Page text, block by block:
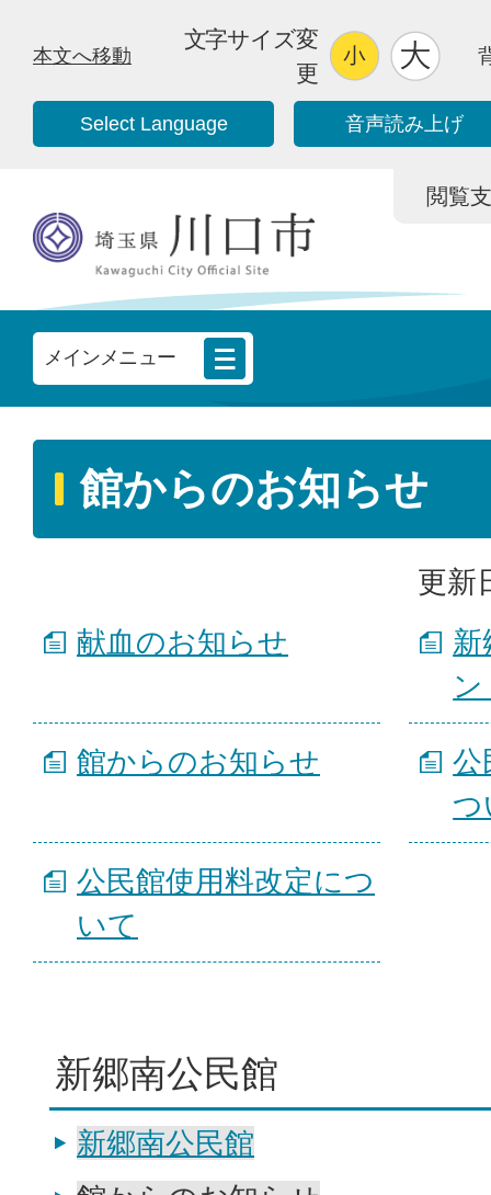
本文へ移動
文字サイズ変
更
Select Language 音声読み上げ
閲覧
メインメニュー
館からのお知らせ
更新
献血のお知らせ
新
館からのお知らせ
公
つ
公民館使用料改定につ
いて
新郷南公民館
新郷南公民館